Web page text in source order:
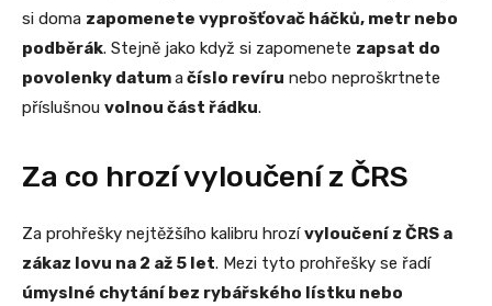
si doma zapomenete vyprošťovač háčků, metr nebo
podběrák. Stejně jako když si zapomenete zapsat do
povolenky datumačíslo revíru nebo neproškrtnete
příslušnou volnou část řádku.
Za co hrozí vyloučení z ČRS
Za prohřešky nejtěžšího kalibru hrozívyloučení z ČRS a
zákaz lovu na 2 až 5 let. Mezi tyto prohřešky se řadí
úmyslné chytání bez rybářského lístku nebo